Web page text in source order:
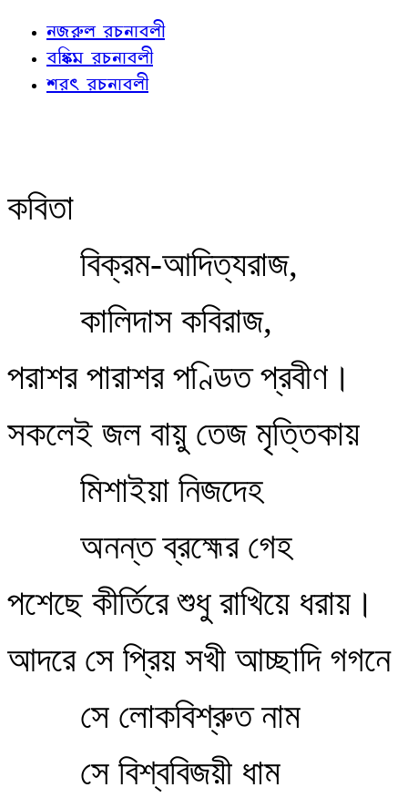
নজরুল রচনাবলী
বঙ্কিম রচনাবলী
শরৎ রচনাবলী
কবিতা
বিক্রম-আদিত্যরাজ,
কালিদাস কবিরাজ,
পরাশর পারাশর পণ্ডিত প্রবীণ।
সকলেই জল বায়ু তেজ মৃত্তিকায়
মিশাইয়া নিজদেহ
অনন্ত ব্রহ্মের গেহ
পশেছে কীর্তিরে শুধু রাখিয়ে ধরায়।
আদরে সে প্রিয় সখী আচ্ছাদি গগনে
সে লোকবিশ্রুত নাম
সে বিশ্ববিজয়ী ধাম